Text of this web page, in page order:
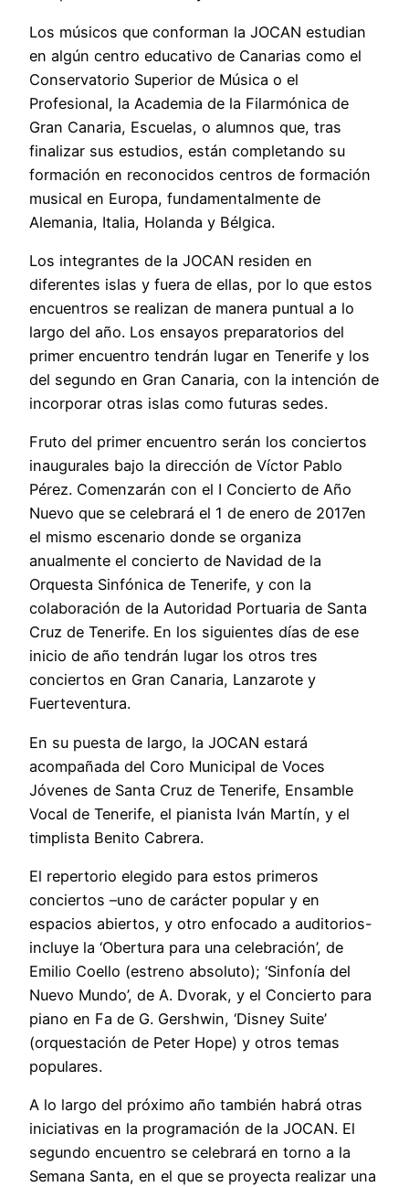
Los músicos que conforman la JOCAN estudian
en algún centro educativo de Canarias como el
Conservatorio Superior de Música o el
Profesional, la Academia de la Filarmónica de
Gran Canaria, Escuelas, o alumnos que, tras
finalizar sus estudios, están completando su
formación en reconocidos centros de formación
musical en Europa, fundamentalmente de
Alemania, Italia, Holanda y Bélgica.
Los integrantes de la JOCAN residen en
diferentes islas y fuera de ellas, por lo que estos
encuentros se realizan de manera puntual a lo
largo del año. Los ensayos preparatorios del
primer encuentro tendrán lugar en Tenerife y los
del segundo en Gran Canaria, con la intención de
incorporar otras islas como futuras sedes.
Fruto del primer encuentro serán los conciertos
inaugurales bajo la dirección de Víctor Pablo
Pérez. Comenzarán con el I Concierto de Año
Nuevo que se celebrará el 1 de enero de 2017en
el mismo escenario donde se organiza
anualmente el concierto de Navidad de la
Orquesta Sinfónica de Tenerife, y con la
colaboración de la Autoridad Portuaria de Santa
Cruz de Tenerife. En los siguientes días de ese
inicio de año tendrán lugar los otros tres
conciertos en Gran Canaria, Lanzarote y
Fuerteventura.
En su puesta de largo, la JOCAN estará
acompañada del Coro Municipal de Voces
Jóvenes de Santa Cruz de Tenerife, Ensamble
Vocal de Tenerife, el pianista Iván Martín, y el
timplista Benito Cabrera.
El repertorio elegido para estos primeros
conciertos –uno de carácter popular y en
espacios abiertos, y otro enfocado a auditorios-
incluye la ‘Obertura para una celebración’, de
Emilio Coello (estreno absoluto); ‘Sinfonía del
Nuevo Mundo’, de A. Dvorak, y el Concierto para
piano en Fa de G. Gershwin, ‘Disney Suite’
(orquestación de Peter Hope) y otros temas
populares.
A lo largo del próximo año también habrá otras
iniciativas en la programación de la JOCAN. El
segundo encuentro se celebrará en torno a la
Semana Santa, en el que se proyecta realizar una